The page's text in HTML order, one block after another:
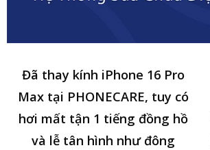
Đã thay kính iPhone 16 Pro
Max tại PHONECARE, tuy có
hơi mất tận 1 tiếng đồng hồ
và lễ tân hình như đông